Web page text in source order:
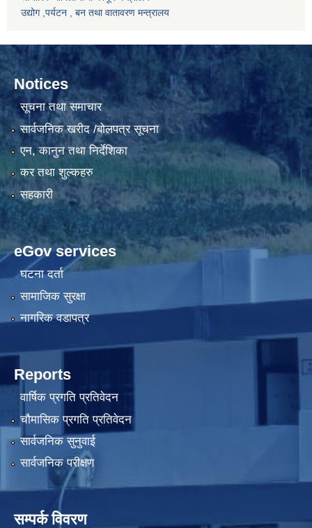
उद्योग ,पर्यटन , बन तथा वातावरण मन्त्रालय
Notices
सूचना तथा समाचार
सार्वजनिक खरीद /बोलपत्र सूचना
एन, कानुन तथा निर्देशिका
कर तथा शुल्कहरु
सहकारी
eGov services
घटना दर्ता
सामाजिक सुरक्षा
नागरिक वडापत्र
Reports
वार्षिक प्रगति प्रतिवेदन
चौमासिक प्रगति प्रतिवेदन
सार्वजनिक सुनुवाई
सार्वजनिक परीक्षण
सम्पर्क विवरण